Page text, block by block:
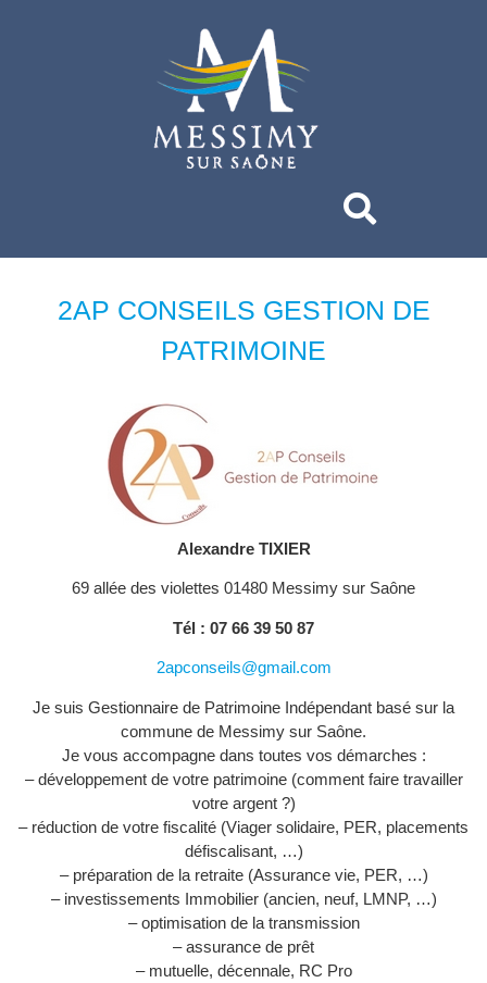
2AP CONSEILS GESTION DE
PATRIMOINE
Alexandre TIXIER
69 allée des violettes 01480 Messimy sur Saône
Tél : 07 66 39 50 87
2apconseils@gmail.com
Je suis Gestionnaire de Patrimoine Indépendant basé sur la
commune de Messimy sur Saône.
Je vous accompagne dans toutes vos démarches :
– développement de votre patrimoine (comment faire travailler
votre argent ?)
– réduction de votre fiscalité (Viager solidaire, PER, placements
défiscalisant, …)
– préparation de la retraite (Assurance vie, PER, …)
– investissements Immobilier (ancien, neuf, LMNP, …)
– optimisation de la transmission
– assurance de prêt
– mutuelle, décennale, RC Pro